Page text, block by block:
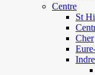
Centre
St
Cher
Indre